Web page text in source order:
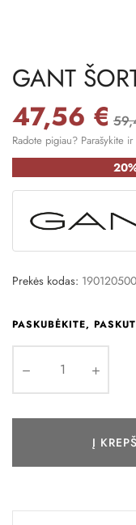
GANT
47,56 €
Radote pigiau? Parašykite
Prekės kodas:
PASKUBĖKITE,
Į